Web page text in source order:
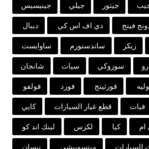
جيتور جيلي جينيسيس
فينج دي اف اس كي ديبال
زيكر ساندستورم ساوايست
سوزوكي سيات شانجان
فورثينج فورد فولفو
فيات قطع غيار السيارات كايي
كيا لكزس لينك اند كو
السيارات ميتسوبيشي نيسان